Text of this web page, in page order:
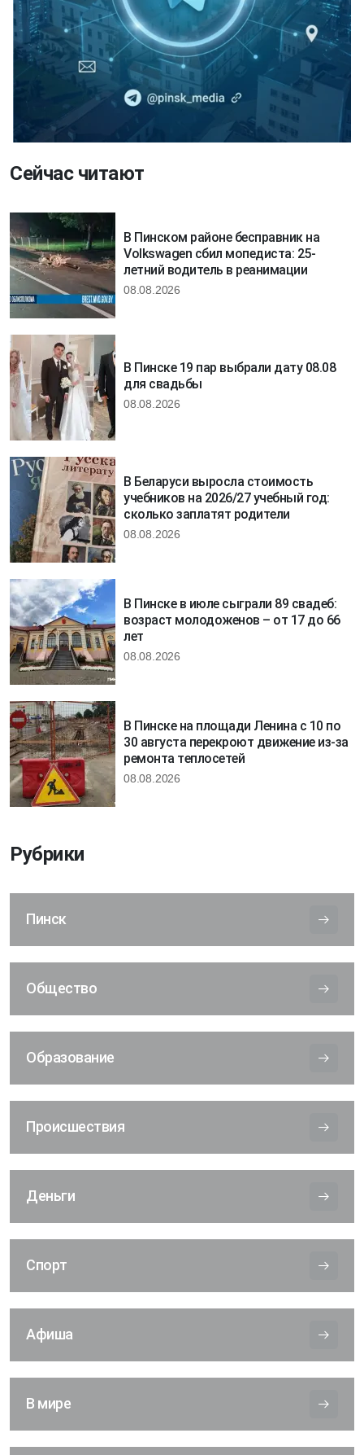
Сейчас читают
В Пинском районе бесправник на
Volkswagen сбил мопедиста: 25-
летний водитель в реанимации
08.08.2026
В Пинске 19 пар выбрали дату 08.08
для свадьбы
08.08.2026
В Беларуси выросла стоимость
учебников на 2026/27 учебный год:
сколько заплатят родители
08.08.2026
В Пинске в июле сыграли 89 свадеб:
возраст молодоженов – от 17 до 66
лет
08.08.2026
В Пинске на площади Ленина с 10 по
30 августа перекроют движение из-за
ремонта теплосетей
08.08.2026
Рубрики
Пинск
Общество
Образование
Происшествия
Деньги
Спорт
Афиша
В мире